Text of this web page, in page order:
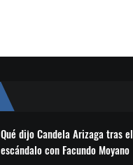
Qué dijo Candela Arizaga tras el
escándalo con Facundo Moyano